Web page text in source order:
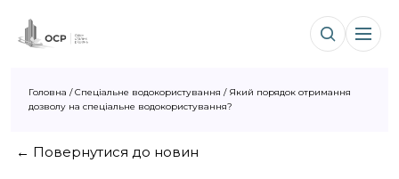
Головна /Спеціальне водокористування / Який порядок отримання
дозволу на спеціальне водокористування?
← Повернутися до новин